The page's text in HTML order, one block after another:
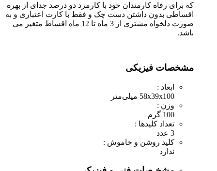
که برای رفاه کارمندان خود با کارمزد دو درصد جدای از بهره
اقساطی بدون داشتن دست چک و فقط با کارت اعتباری و به
صورت دلخواه مشتری از 3 ماه تا 12 ماه اقساط متغیر می
باشد.
مشخصات فیزیکی
ابعاد :
58x39x100 میلی‌متر
وزن :
100 گرم
تعداد کلیدها :
3 عدد
کلید روشن و خاموش :
ندارد